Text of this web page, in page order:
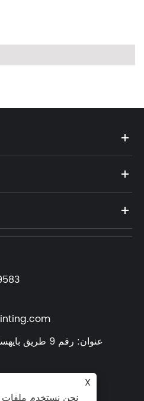
عنوان: رقم 9
X